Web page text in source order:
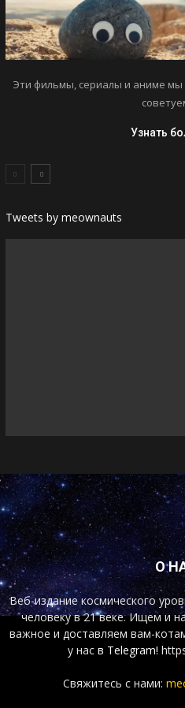
Эти фильмы, сериалы и аниме мы
Узнать
Tweets by meownauts
О
Веб-издание космического
человеку в 21 веке. Ищем и
важное и доставляем вам-
у нас в Telegram!
Свяжитесь с нами: